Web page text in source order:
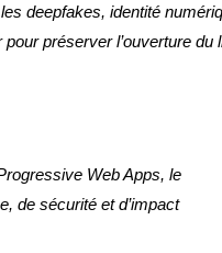
deepfakes, identité
préserver l’ouverture du
Web Apps, le
de sécurité et d’impact